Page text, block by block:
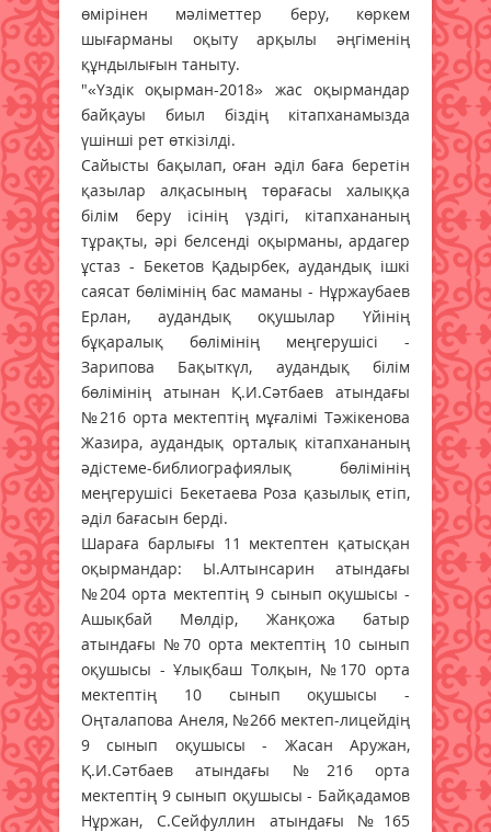
өмірінен мәліметтер беру, көркем
шығарманы оқыту арқылы әңгіменің
құндылығын таныту.
"«Үздік оқырман-2018» жас оқырмандар
байқауы биыл біздің кітапханамызда
үшінші рет өткізілді.
Сайысты бақылап, оған әділ баға беретін
қазылар алқасының төрағасы халыққа
білім беру ісінің үздігі, кітапхананың
тұрақты, әрі белсенді оқырманы, ардагер
ұстаз - Бекетов Қадырбек, аудандық ішкі
саясат бөлімінің бас маманы - Нұржаубаев
Ерлан, аудандық оқушылар Үйінің
бұқаралық бөлімінің меңгерушісі -
Зарипова Бақыткүл, аудандық білім
бөлімінің атынан Қ.И.Сәтбаев атындағы
№216 орта мектептің мұғалімі Тәжікенова
Жазира, аудандық орталық кітапхананың
әдістеме-библиографиялық бөлімінің
меңгерушісі Бекетаева Роза қазылық етіп,
әділ бағасын берді.
Шараға барлығы 11 мектептен қатысқан
оқырмандар: Ы.Алтынсарин атындағы
№204 орта мектептің 9 сынып оқушысы -
Ашықбай Мөлдір, Жанқожа батыр
атындағы №70 орта мектептің 10 сынып
оқушысы - Ұлықбаш Толқын, №170 орта
мектептің 10 сынып оқушысы -
Оңталапова Анеля, №266 мектеп-лицейдің
9 сынып оқушысы - Жасан Аружан,
Қ.И.Сәтбаев атындағы №216 орта
мектептің 9 сынып оқушысы - Байқадамов
Нұржан, С.Сейфуллин атындағы №165